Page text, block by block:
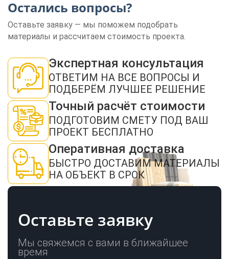
Остались вопросы?
Оставьте заявку — мы поможем подобрать
материалы и рассчитаем стоимость проекта.
Экспертная консультация
ОТВЕТИМ НА ВСЕ ВОПРОСЫ И
ПОДБЕРЁМ ЛУЧШЕЕ РЕШЕНИЕ
Точный расчёт стоимости
ПОДГОТОВИМ СМЕТУ ПОД ВАШ
ПРОЕКТ БЕСПЛАТНО
Оперативная доставка
БЫСТРО ДОСТАВИМ МАТЕРИАЛЫ
НА ОБЪЕКТ В СРОК
Оставьте заявку
Мы свяжемся с вами в ближайшее
время
ЗАКАЗАТЬ ЗВОНОК
Нажимая кнопку "Отправить", я даю своё согласие на обработку моих
персональных данных в соответствии с ФЗ от 27.07.2006 № 152-ФЗ "О
персональных данных", на условиях и для целей, определенных вполитикой
конфиденциальности
ОТПРАВИТЬ